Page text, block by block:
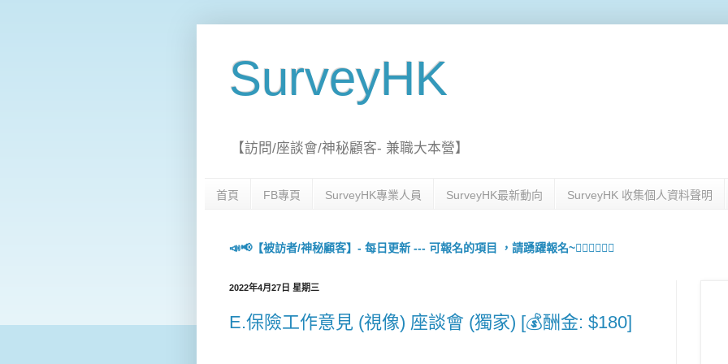
SurveyHK
【訪問/座談會/神秘顧客- 兼職大本營】
首頁 FB專頁 SurveyHK專業人員 SurveyHK最新動向 SurveyHK 收集個人資料聲明
📣📢【被訪者/神秘顧客】- 每日更新 --- 可報名的項目 ，請踴躍報名~🙋🏻‍♀️💇🏻‍♀️
2022年4月27日 星期三
E.保險工作意見 (視像) 座談會 (獨家) [💰酬金: $180]